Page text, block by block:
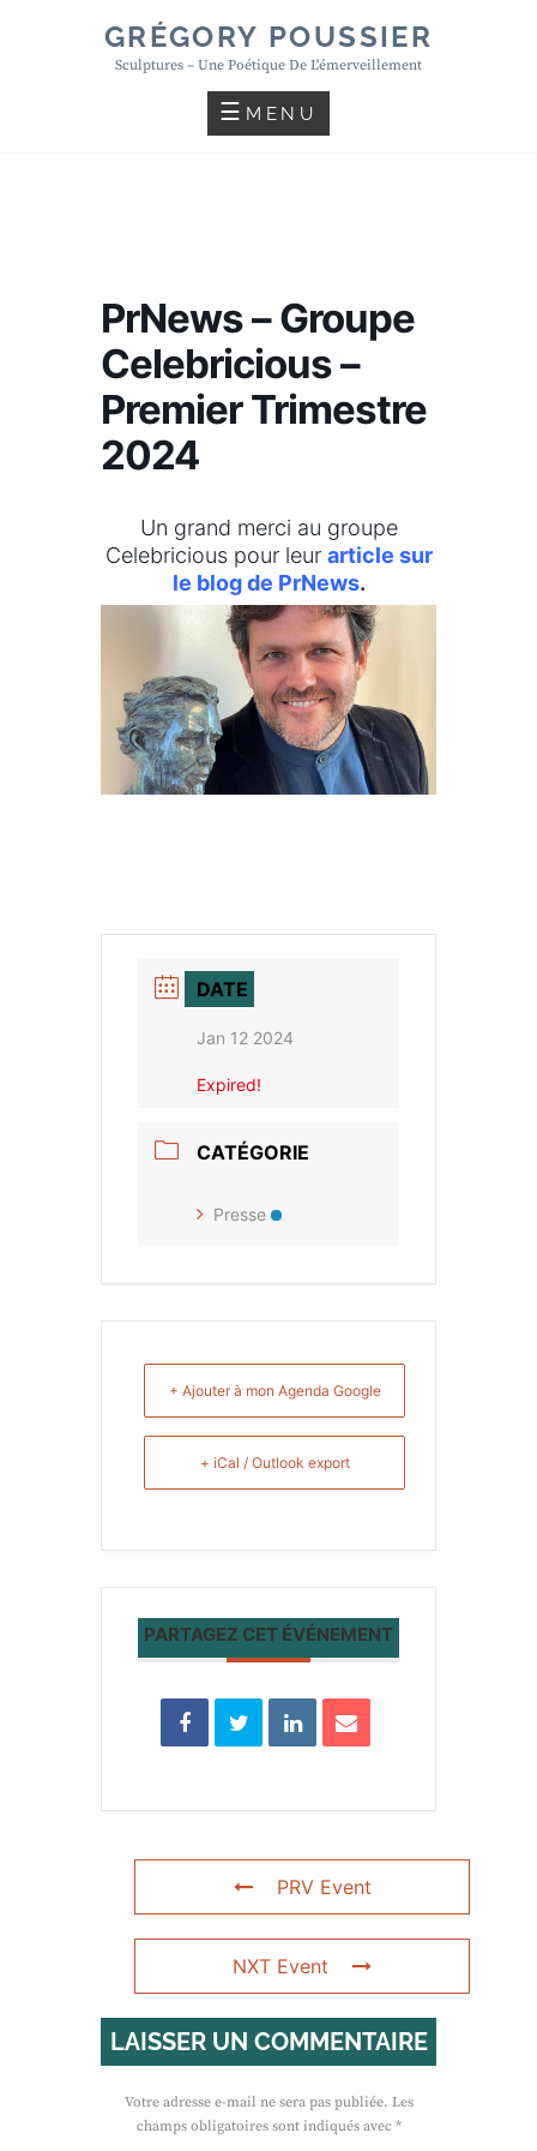
GRÉGORY POUSSIER
Sculptures – Une Poétique De L'émerveillement
MENU
PrNews – Groupe
Celebricious –
Premier Trimestre
2024
Un grand merci au groupe
Celebricious pour leur article sur
le blog de PrNews.
DATE
Jan 12 2024
Expired!
CATÉGORIE
Presse
+ Ajouter à mon Agenda Google
+ iCal / Outlook export
PARTAGEZ CET ÉVÉNEMENT
PRV Event
NXT Event
LAISSER UN COMMENTAIRE
Votre adresse e-mail ne sera pas publiée. Les
champs obligatoires sont indiqués avec *